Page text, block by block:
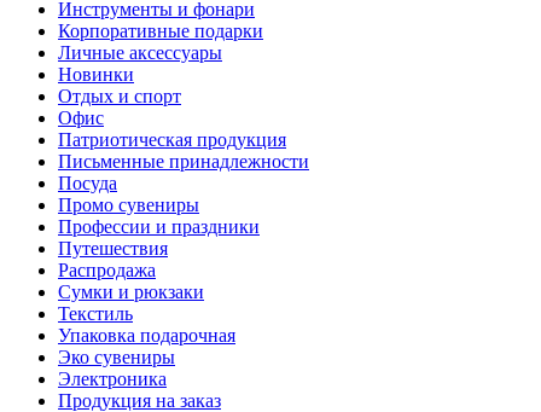
Инструменты и фонари
Корпоративные подарки
Личные аксессуары
Новинки
Отдых и спорт
Офис
Патриотическая продукция
Письменные принадлежности
Посуда
Промо сувениры
Профессии и праздники
Путешествия
Распродажа
Сумки и рюкзаки
Текстиль
Упаковка подарочная
Эко сувениры
Электроника
Продукция на заказ